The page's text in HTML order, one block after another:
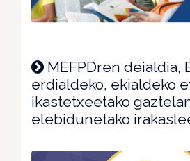
MEFPDren deialdia,
erdialdeko, ekialdeko
ikastetxeetako
elebidunetako